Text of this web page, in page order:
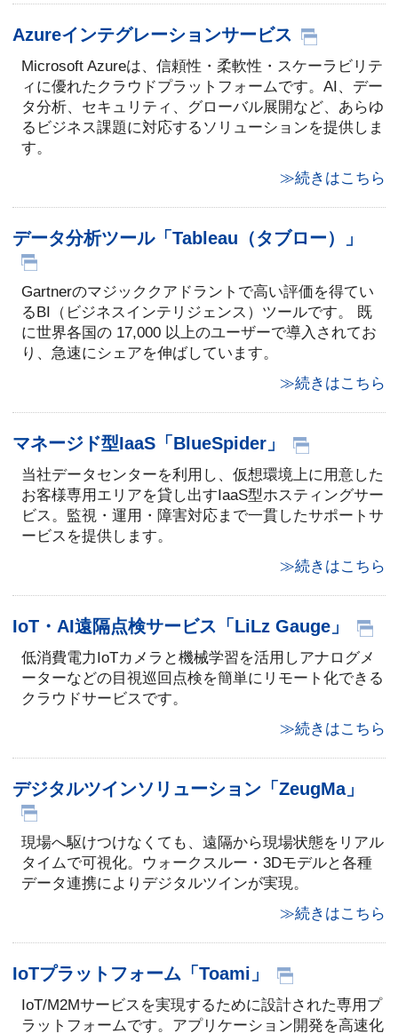
Azureインテグレーションサービス
Microsoft Azureは、信頼性・柔軟性・スケーラビリテ
ィに優れたクラウドプラットフォームです。AI、デー
タ分析、セキュリティ、グローバル展開など、あらゆ
るビジネス課題に対応するソリューションを提供しま
す。
≫続きはこちら
データ分析ツール「Tableau（タブロー）」
Gartnerのマジッククアドラントで高い評価を得てい
るBI（ビジネスインテリジェンス）ツールです。 既
に世界各国の 17,000 以上のユーザーで導入されてお
り、急速にシェアを伸ばしています。
≫続きはこちら
マネージド型IaaS「BlueSpider」
当社データセンターを利用し、仮想環境上に用意した
お客様専用エリアを貸し出すIaaS型ホスティングサー
ビス。監視・運用・障害対応まで一貫したサポートサ
ービスを提供します。
≫続きはこちら
IoT・AI遠隔点検サービス「LiLz Gauge」
低消費電力IoTカメラと機械学習を活用しアナログメ
ーターなどの目視巡回点検を簡単にリモート化できる
クラウドサービスです。
≫続きはこちら
デジタルツインソリューション「ZeugMa」
現場へ駆けつけなくても、遠隔から現場状態をリアル
タイムで可視化。ウォークスルー・3Dモデルと各種
データ連携によりデジタルツインが実現。
≫続きはこちら
IoTプラットフォーム「Toami」
IoT/M2Mサービスを実現するために設計された専用プ
ラットフォームです。アプリケーション開発を高速化